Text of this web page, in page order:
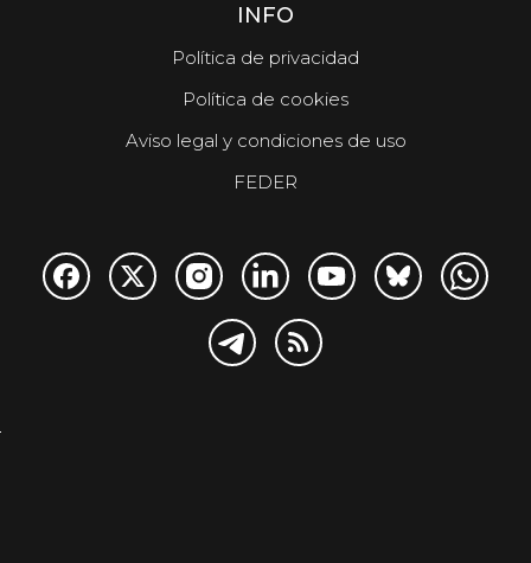
INFO
Política de privacidad
Política de cookies
Aviso legal y condiciones de uso
FEDER